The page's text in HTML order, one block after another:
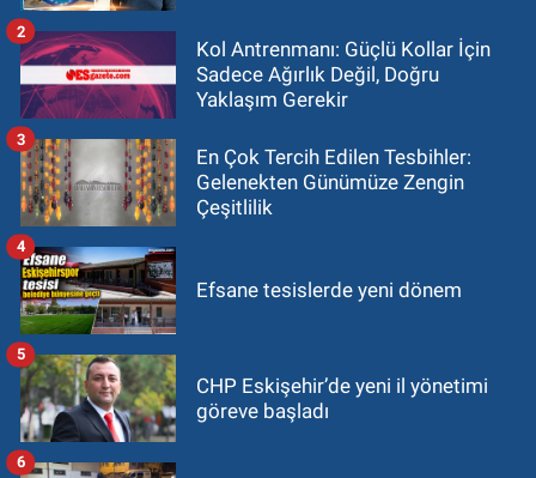
Kol Antrenmanı: Güçlü Kollar İçin
Sadece Ağırlık Değil, Doğru
Yaklaşım Gerekir
2
En Çok Tercih Edilen Tesbihler:
Gelenekten Günümüze Zengin
Çeşitlilik
3
Efsane tesislerde yeni dönem
4
CHP Eskişehir’de yeni il yönetimi
göreve başladı
5
6